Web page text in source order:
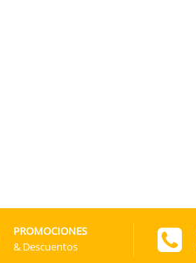
PROMOCIONES
& Descuentos